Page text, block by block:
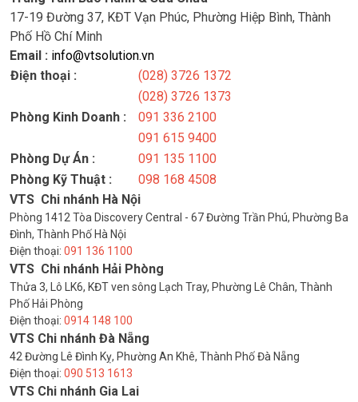
17-19 Đường 37, KĐT Vạn Phúc, Phường Hiệp Bình, Thành
Phố Hồ Chí Minh
Email : info@vtsolution.vn
Điện thoại :
(028) 3726 1372
(028) 3726 1373
Phòng Kinh Doanh :
091 336 2100
091 615 9400
Phòng Dự Án :
091 135 1100
Phòng Kỹ Thuật :
098 168 4508
VTS Chi nhánh Hà Nội
Phòng 1412 Tòa Discovery Central - 67 Đường Trần Phú, Phường Ba
Đình, Thành Phố Hà Nội
Điện thoại: 091 136 1100
VTS Chi nhánh Hải Phòng
Thửa 3, Lô LK6, KĐT ven sông Lạch Tray, Phường Lê Chân, Thành
Phố Hải Phòng
Điện thoại: 0914 148 100
VTS Chi nhánh Đà Nẵng
42 Đường Lê Đình Kỵ, Phường An Khê, Thành Phố Đà Nẵng
Điện thoại: 090 513 1613
VTS Chi nhánh Gia Lai